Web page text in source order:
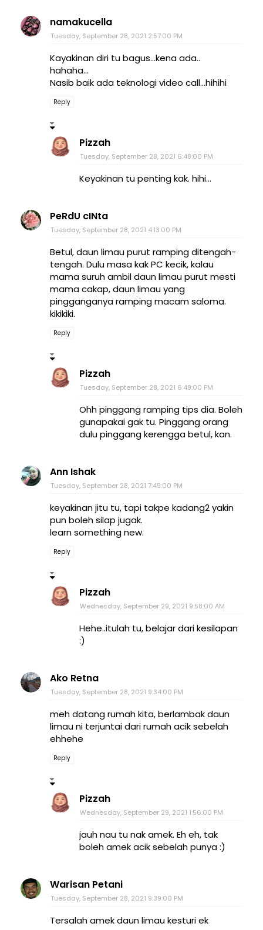
namakucella
Tuesday, September 28, 2021 2:57:00 PM
Kayakinan diri tu bagus...kena ada..
hahaha...
Nasib baik ada teknologi video call...hihihi
Reply
Pizzah
Tuesday, September 28, 2021 6:48:00 PM
Keyakinan tu penting kak. hihi...
PeRdU cINta
Tuesday, September 28, 2021 4:13:00 PM
Betul, daun limau purut ramping ditengah-
tengah. Dulu masa kak PC kecik, kalau
mama suruh ambil daun limau purut mesti
mama cakap, daun limau yang
pingganganya ramping macam saloma.
kikikiki.
Reply
Pizzah
Tuesday, September 28, 2021 6:49:00 PM
Ohh pinggang ramping tips dia. Boleh
gunapakai gak tu. Pinggang orang
dulu pinggang kerengga betul, kan.
Ann Ishak
Tuesday, September 28, 2021 7:49:00 PM
keyakinan jitu tu, tapi takpe kadang2 yakin
pun boleh silap jugak.
learn something new.
Reply
Pizzah
Wednesday, September 29, 2021 9:58:00 AM
Hehe..itulah tu, belajar dari kesilapan
:)
Ako Retna
Tuesday, September 28, 2021 9:34:00 PM
meh datang rumah kita, berlambak daun
limau ni terjuntai dari rumah acik sebelah
ehhehe
Reply
Pizzah
Wednesday, September 29, 2021 1:56:00 PM
jauh nau tu nak amek. Eh eh, tak
boleh amek acik sebelah punya :)
Warisan Petani
Tuesday, September 28, 2021 9:39:00 PM
Tersalah amek daun limau kesturi ek